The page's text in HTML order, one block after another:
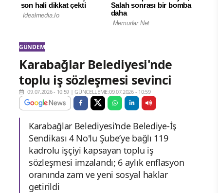
GÜNDEM
Karabağlar Belediyesi'nde
toplu iş sözleşmesi sevinci
09.07.2026 - 10:59 |GÜNCELLEME:09.07.2026 - 10:59
Karabağlar Belediyesi’nde Belediye-İş
Sendikası 4 No'lu Şube’ye bağlı 119
kadrolu işçiyi kapsayan toplu iş
sözleşmesi imzalandı; 6 aylık enflasyon
oranında zam ve yeni sosyal haklar
getirildi